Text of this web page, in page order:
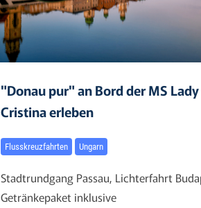
"Donau pur" an Bord der MS Lady
Cristina erleben
Flusskreuzfahrten Ungarn
Stadtrundgang Passau, Lichterfahrt
Getränkepaket inklusive